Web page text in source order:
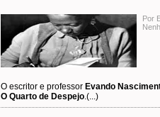
Por
O escritor e professor Evando
O Quarto de Despejo.(...)